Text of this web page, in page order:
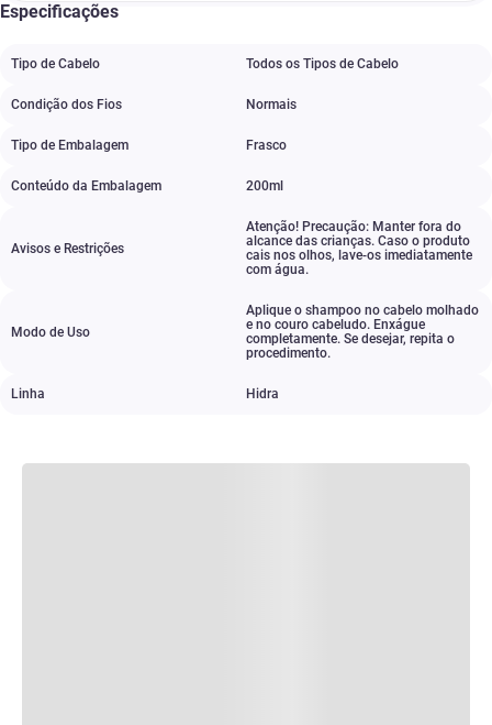
Especificações
Tipo de Cabelo Todos os Tipos de Cabelo
Condição dos Fios Normais
Tipo de Embalagem Frasco
Conteúdo da Embalagem 200ml
Avisos e Restrições
Atenção! Precaução: Manter fora do
alcance das crianças. Caso o produto
cais nos olhos, lave-os imediatamente
com água.
Modo de Uso
Aplique o shampoo no cabelo molhado
e no couro cabeludo. Enxágue
completamente. Se desejar, repita o
procedimento.
Linha Hidra